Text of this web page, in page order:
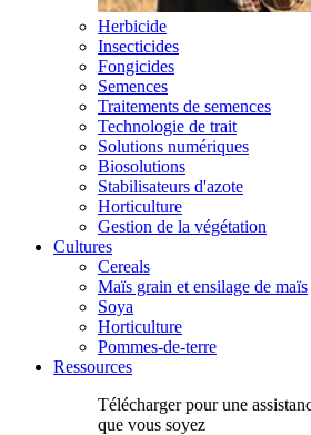
Herbicide
Insecticides
Fongicides
Semences
Traitements de semences
Technologie de trait
Solutions numériques
Biosolutions
Stabilisateurs d'azote
Horticulture
Gestion de la végétation
Cultures
Cereals
Maïs grain et ensilage de maïs
Soya
Horticulture
Pommes-de-terre
Ressources
Télécharger pour une
que vous soyez